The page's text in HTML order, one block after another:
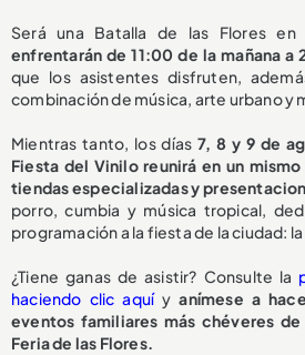
Será una Batalla de las Flores en
enfrentarán de 11:00 de la mañana a
que los asistentes disfruten,
combinación de música, arte urbano y
Mientras tanto, los días 7, 8 y 9 de
Fiesta del Vinilo reunirá en un
tiendas especializadas y
porro, cumbia y música tropical,
programación a la fiesta de la ciudad: la
¿Tiene ganas de asistir? Consulte la
haciendo clic aquíyanímese a
eventos familiares más chéveres
Feria de las Flores.